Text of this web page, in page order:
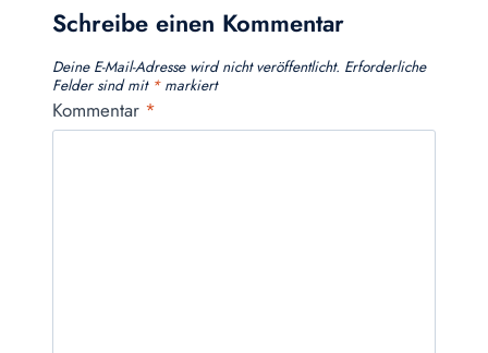
Schreibe einen Kommentar
Deine E-Mail-Adresse wird nicht veröffentlicht. Erforderliche
Felder sind mit *markiert
Kommentar *